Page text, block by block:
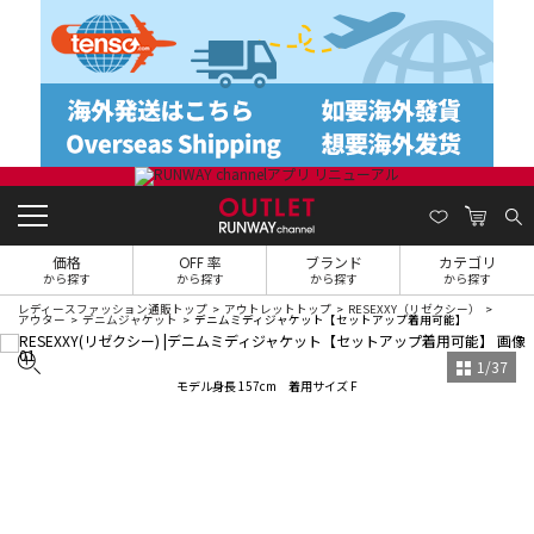
価格
から探す
OFF 率
から探す
ブランド
から探す
カテゴリ
から探す
レディースファッション通販トップ アウトレットトップ RESEXXY（リゼクシー）
アウター デニムジャケット デニムミディジャケット【セットアップ着用可能】
モデル身長 157cm 着用サイズ F
1 /37